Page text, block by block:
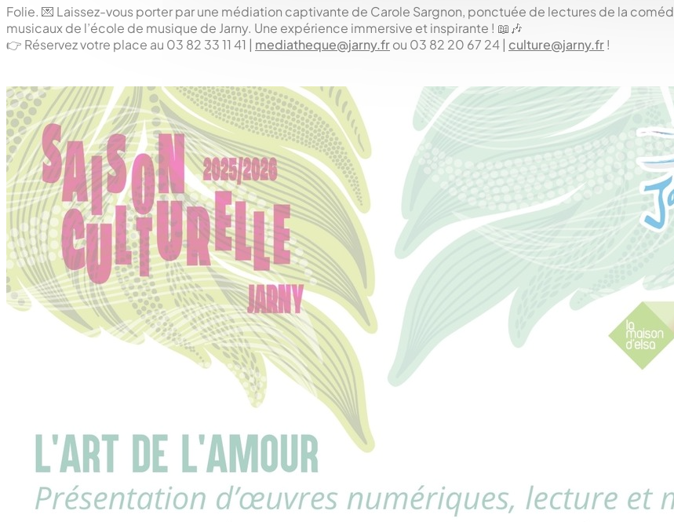
Folie. 💌 Laissez-vous porter par une médiation captivante de Carole Sargnon, ponctuée de lectures de la
musicaux de l’école de musique de Jarny. Une expérience immersive et inspirante ! 📖🎶
👉 Réservez votre place au 03 82 33 11 41 | mediatheque@jarny.frou 03 82 20 67 24 | culture@jarny.fr!